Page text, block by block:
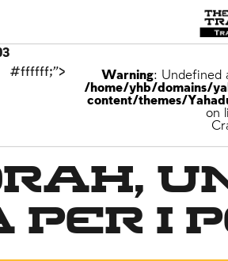
#ffffff;">
Warning: Undefined
/home/yhb/domains/
content/themes/
on
per i